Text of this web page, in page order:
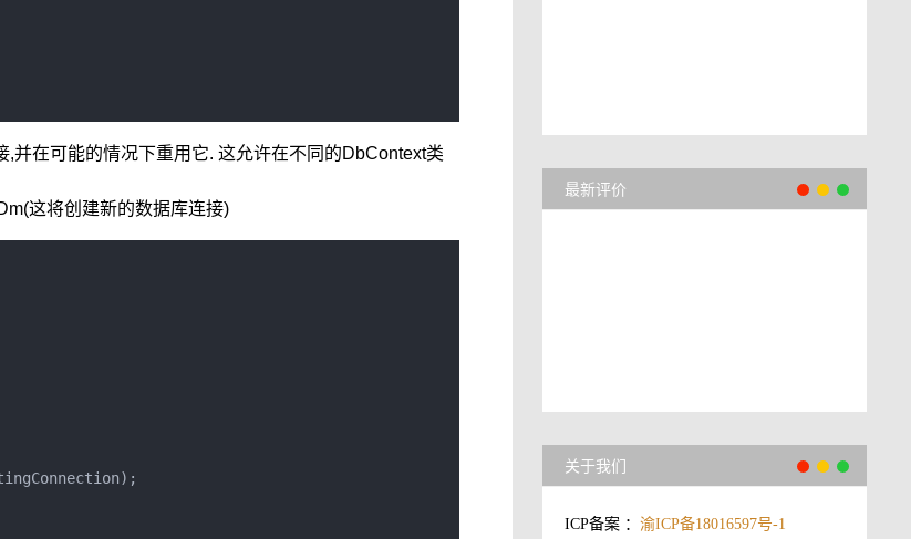
并在可能的情况下重用它. 这允许在不同的DbContext类
这将创建新的数据库连接)
);
最新评价
关于我们
ICP备案 ： 渝ICP备18016597号-1